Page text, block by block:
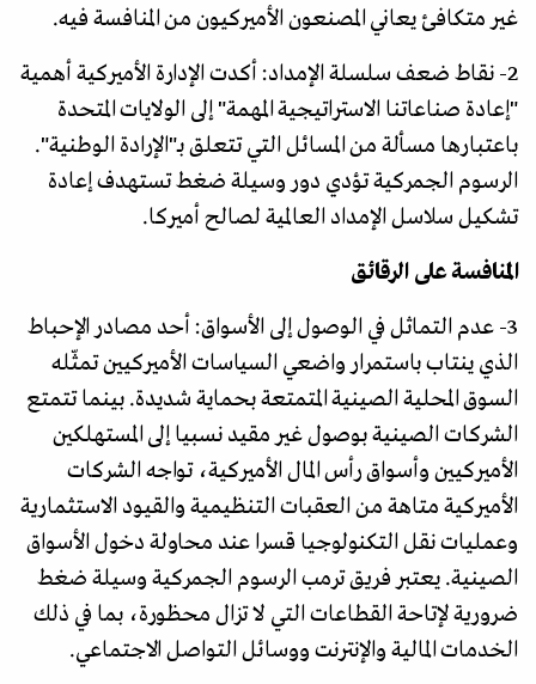
غير متكافئ يعاني المصنعون الأميركيون من المنافسة فيه.
2- نقاط ضعف سلسلة الإمداد: أكدت الإدارة الأميركية أهمية
"إعادة صناعاتنا الاستراتيجية المهمة" إلى الولايات المتحدة
باعتبارها مسألة من المسائل التي تتعلق بـ"الإرادة الوطنية".
الرسوم الجمركية تؤدي دور وسيلة ضغط تستهدف إعادة
تشكيل سلاسل الإمداد العالمية لصالح أميركا.
المنافسة على الرقائق
3- عدم التماثل في الوصول إلى الأسواق: أحد مصادر الإحباط
الذي ينتاب باستمرار واضعي السياسات الأميركيين تمثّله
السوق المحلية الصينية المتمتعة بحماية شديدة. بينما تتمتع
الشركات الصينية بوصول غير مقيد نسبيا إلى المستهلكين
الأميركيين وأسواق رأس المال الأميركية، تواجه الشركات
الأميركية متاهة من العقبات التنظيمية والقيود الاستثمارية
وعمليات نقل التكنولوجيا قسرا عند محاولة دخول الأسواق
الصينية. يعتبر فريق ترمب الرسوم الجمركية وسيلة ضغط
ضرورية لإتاحة القطاعات التي لا تزال محظورة، بما في ذلك
الخدمات المالية والإنترنت ووسائل التواصل الاجتماعي.